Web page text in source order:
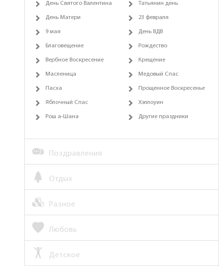
День Святого Валентина Татьянин день
День Матери 23 февраля
9 мая День ВДВ
Благовещение Рождество
Вербное Воскресение Крещение
Масленица Медовый Спас
Пасха Прощенное Воскресенье
Яблочный Спас Хэллоуин
Рош а-Шана Другие праздники
Поздравления
Отдых
Разное
Любовь
Детское